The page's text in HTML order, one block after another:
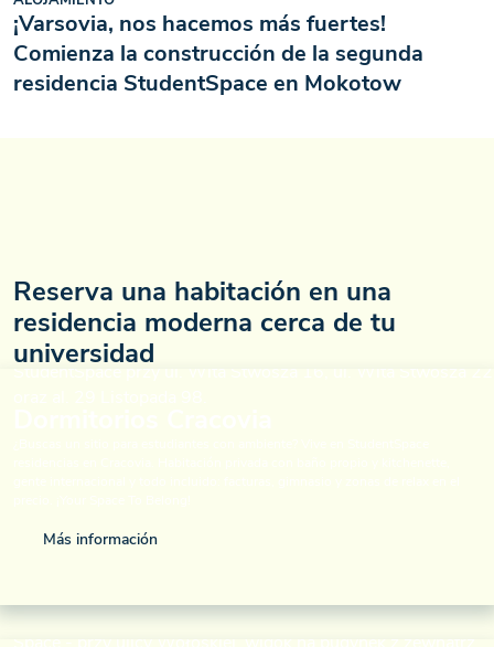
¡Varsovia, nos hacemos más fuertes!
Comienza la construcción de la segunda
residencia StudentSpace en Mokotow
Reserva una habitación en una
residencia moderna cerca de tu
universidad
Más información